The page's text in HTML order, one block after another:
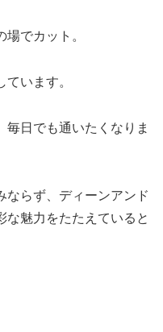
でカット。
います。
毎日でも通いたくなりま
ならず、ディーンアンド
な魅力をたたえていると